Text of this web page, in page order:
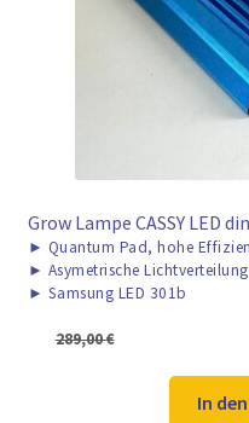
► ZAHLARTEN
► VERSANDARTEN
Grow Lampe CASSY LED
► Quantum Pad, hohe
► Asymetrische Lichtverteilung
► Samsung LED 301b
289,00€
In